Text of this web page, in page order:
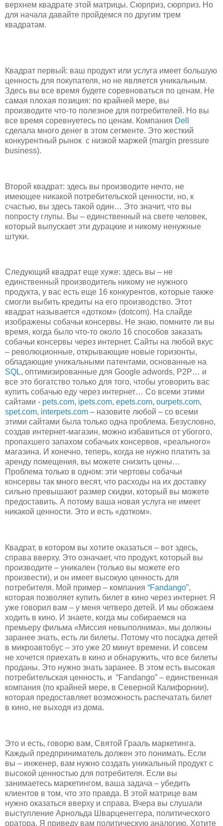
верхнем квадрате этой матрицы. Сюрприз, сюрприз. Но
для начала давайте пройдемся по другим трем
квадратам.
Квадрат первый: ваш продукт или услуга имеет большую
ценность для покупателя, но не является уникальным.
Здесь вы все время будете соревноваться по ценам. Не
самая плохая позиция: по крайней мере, вы
производите что-то полезное для потребителей. Но вы
все время соревнуетесь по ценам. Компания Dell
сделала много денег в этом сегменте. Это жесткий
конкурентный рынок с низкой маржей (margin pressure
business).
Второй квадрат: здесь вы производите нечто, не
имеющее никакой потребительской ценности, но, к
счастью, вы здесь такой один… Это значит, что вы
попросту глупы. Вы – единственный на свете человек,
который выпускает эти дурацкие и никому ненужные
штуки.
Следующий квадрат еще хуже: здесь вы – не
единственный производитель никому не нужного
продукта, у вас есть еще 16 конкурентов, которые также
смогли выбить кредиты на его производство. Этот
квадрат называется «дотком» (dotcom). На слайде
изображены собачьи консервы. Не знаю, помните ли вы
время, когда было что-то около 16 способов заказать
собачьи консервы через интернет. Сайты на любой вкус
– революционные, открывающие новые горизонты,
обладающие уникальными патентами, основанные на
SQL, оптимизированные для Google adwords, P2P… и
все это богатство только для того, чтобы уговорить вас
купить собачью еду через интернет… Со всеми этими
сайтами - pets.com, ipets.com, epets.com, ourpets.com,
spet.com, interpets.com – назовите любой – со всеми
этими сайтами была только одна проблема. Безусловно,
создав интернет-магазин, можно избавиться от убогого,
пропахшего запахом собачьих консервов, «реального»
магазина. И конечно, теперь, когда не нужно платить за
аренду помещения, вы можете снизить цены…
Проблема только в одном: эти чертовы собачьи
консервы так много весят, что расходы на их доставку
сильно превышают размер скидки, который вы можете
предоставить. А потому ваша новая услуга не имеет
никакой ценности. Это и есть «дотком».
Квадрат, в котором вы хотите оказаться – вот здесь,
справа вверху. Это означает, что продукт, который вы
производите – уникален (только вы можете его
произвести), и он имеет высокую ценность для
потребителя. Мой пример – компания “Fandango”,
которая позволяет купить билет в кино через интернет. Я
уже говорил вам – у меня четверо детей. И мы обожаем
ходить в кино. И знаете, когда мы собираемся на
премьеру фильма «Миссия невыполнима», мы должны
заранее знать, есть ли билеты. Потому что посадка детей
в микроавтобус – это уже 20 минут времени. И совсем
не хочется приехать в кино и обнаружить, что все билеты
проданы. Это нужно знать заранее. В этом есть высокая
потребительская ценность, и “Fandango” – единственная
компания (по крайней мере, в Северной Калифорнии),
которая предоставляет возможность распечатать билет
в кино, не выходя из дома.
Это и есть, говорю вам, Святой Грааль маркетинга.
Каждый предприниматель должен это понимать. Если
вы – инженер, вам нужно создать уникальный продукт с
высокой ценностью для потребителя. Если вы
занимаетесь маркетингом, ваша задача – убедить
клиентов в том, что это правда. В этой матрице вам
нужно оказаться вверху и справа. Вчера вы слушали
выступление Арнольда Шварценеггера, политического
оратора. Я приведу вам политическую аналогию. Хотите